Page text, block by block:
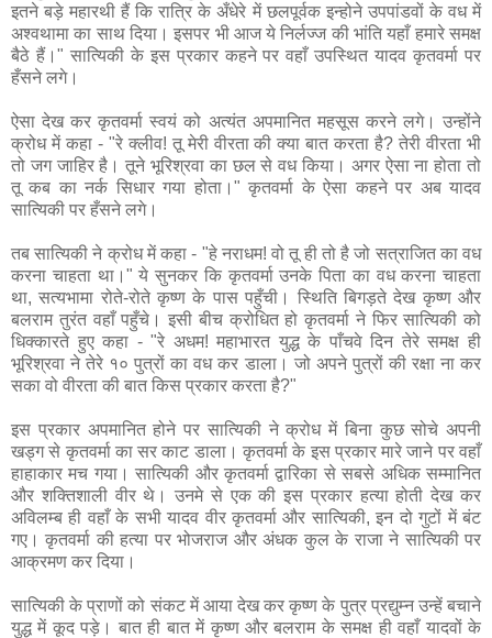
इतने बड़े महारथी हैं कि रात्रि के अँधेरे में छलपूर्वक इन्होने उपपांडवों के वध में
अश्वथामा का साथ दिया। इसपर भी आज ये निर्लज्ज की भांति यहाँ हमारे समक्ष
बैठे हैं।" सात्यिकी के इस प्रकार कहने पर वहाँ उपस्थित यादव कृतवर्मा पर
हँसने लगे।
ऐसा देख कर कृतवर्मा स्वयं को अत्यंत अपमानित महसूस करने लगे। उन्होंने
क्रोध में कहा - "रे क्लीव! तू मेरी वीरता की क्या बात करता है? तेरी वीरता भी
तो जग जाहिर है। तूने भूरिश्रवा का छल से वध किया। अगर ऐसा ना होता तो
तू कब का नर्क सिधार गया होता।" कृतवर्मा के ऐसा कहने पर अब यादव
सात्यिकी पर हँसने लगे।
तब सात्यिकी ने क्रोध में कहा - "हे नराधम! वो तू ही तो है जो सत्राजित का वध
करना चाहता था।" ये सुनकर कि कृतवर्मा उनके पिता का वध करना चाहता
था, सत्यभामा रोते-रोते कृष्ण के पास पहुँची। स्थिति बिगड़ते देख कृष्ण और
बलराम तुरंत वहाँ पहुँचे। इसी बीच क्रोधित हो कृतवर्मा ने फिर सात्यिकी को
धिक्कारते हुए कहा - "रे अधम! महाभारत युद्ध के पाँचवे दिन तेरे समक्ष ही
भूरिश्रवा ने तेरे १० पुत्रों का वध कर डाला। जो अपने पुत्रों की रक्षा ना कर
सका वो वीरता की बात किस प्रकार करता है?"
इस प्रकार अपमानित होने पर सात्यिकी ने क्रोध में बिना कुछ सोचे अपनी
खड्ग से कृतवर्मा का सर काट डाला। कृतवर्मा के इस प्रकार मारे जाने पर वहाँ
हाहाकार मच गया। सात्यिकी और कृतवर्मा द्वारिका से सबसे अधिक सम्मानित
और शक्तिशाली वीर थे। उनमे से एक की इस प्रकार हत्या होती देख कर
अविलम्ब ही वहाँ के सभी यादव वीर कृतवर्मा और सात्यिकी, इन दो गुटों में बंट
गए। कृतवर्मा की हत्या पर भोजराज और अंधक कुल के राजा ने सात्यिकी पर
आक्रमण कर दिया।
सात्यिकी के प्राणों को संकट में आया देख कर कृष्ण के पुत्र प्रद्युम्न उन्हें बचाने
युद्ध में कूद पड़े। बात ही बात में कृष्ण और बलराम के समक्ष ही वहाँ यादवों के